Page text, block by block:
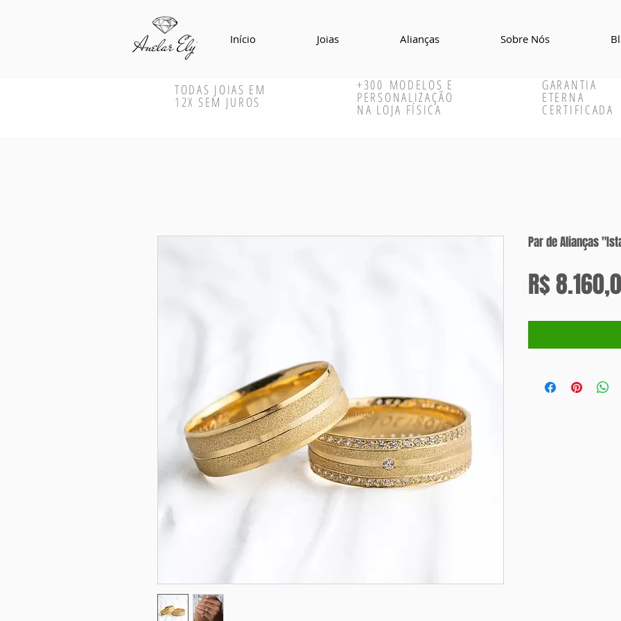
Início Joias Alianças Sobre Nós
TODAS JOIAS EM
12X SEM JUROS
+300 MODELOS E
PERSONALIZAÇÃO
NA LOJA FÍSICA
GARANTIA
ETERNA
CERTIFICADA
Par de Alianças
R$